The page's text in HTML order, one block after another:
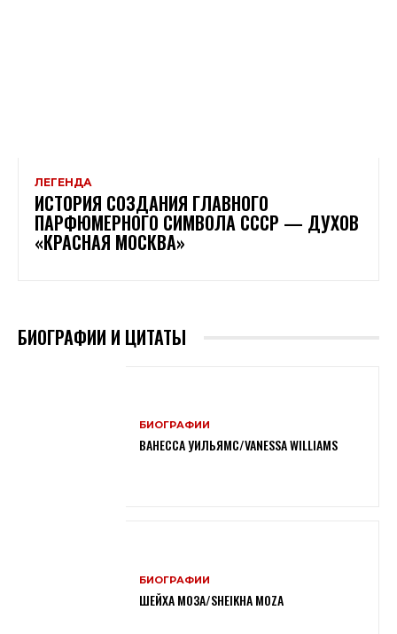
ЛЕГЕНДА
ИСТОРИЯ СОЗДАНИЯ ГЛАВНОГО
ПАРФЮМЕРНОГО СИМВОЛА СССР — ДУХОВ
«КРАСНАЯ МОСКВА»
БИОГРАФИИ И ЦИТАТЫ
БИОГРАФИИ
ВАНЕССА УИЛЬЯМС/VANESSA WILLIAMS
БИОГРАФИИ
ШЕЙХА МОЗА/SHEIKHA MOZA